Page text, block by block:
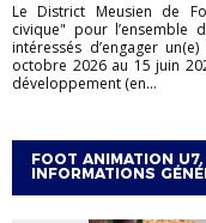
Le District Meusien de
civique" pour l’ensemble
intéressés d’engager
octobre 2026 au 15 juin
développement (en...
FOOT ANIMATION
INFORMATIONS